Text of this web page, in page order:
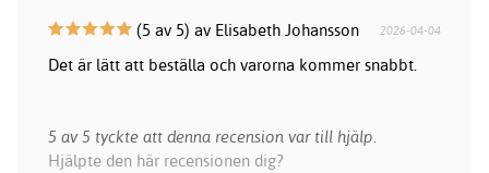
(5 av 5) av Elisabeth Johansson 2026-04-04
Det är lätt att beställa och varorna kommer snabbt.
5 av 5 tyckte att denna recension var till hjälp.
Hjälpte den här recensionen dig?